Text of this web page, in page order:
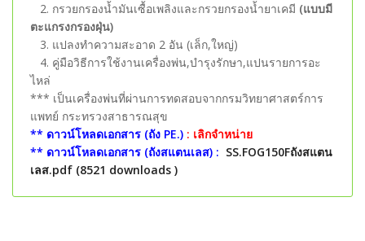
2. กรวยกรองน้ำมันเซื้อเพลิงและกรวยกรองน้ำยาเคมี (แบบมี
ตะแกรงกรองฝุ่น)
3. แปลงทำความสะอาด 2 อัน (เล็ก,ใหญ่)
4. คู่มือวิธีการใช้งานเครื่องพ่น,บำรุงรักษา,แปนรายการอะ
ไหล่
*** เป็นเครื่องพ่นที่ผ่านการทดสอบจากกรมวิทยาศาสตร์การ
แพทย์ กระทรวงสาธารณสุข
** ดาวน์โหลดเอกสาร (ถัง PE.) : เลิกจำหน่าย
** ดาวน์โหลดเอกสาร (ถังสแตนเลส) : SS.FOG150Fถังสแตน
เลส.pdf (8521 downloads )